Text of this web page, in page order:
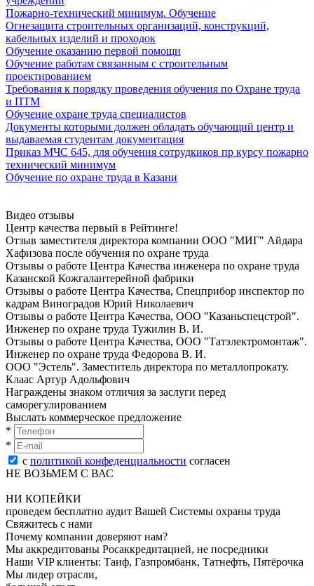
Пожарно-технический минимум. Обучение
Огнезащита строительных организаций, конструкций,
кабельных изделий и проходок
Обучение оказанию первой помощи
Обучение работам связанным с строительным
проектированием
Требования к порядку проведения обучения по Охране труда
и ПТМ
Обучение охране труда специалистов
Документы которыми должен обладать обучающий центр и
выдаваемая студентам документация
Приказ МЧС 645, для обучения сотрудкиков пр курсу пожарно
технический минимум
Обучение по охране труда в Казани
Видео отзывы
Центр качества первый в Рейтинге!
Отзыв заместителя директора компании ООО "МИГ" Айдара
Хафизова после oбучeния по oхранe трудa
Отзывы о работе Центра Качества инженера по oхранe трудa
Казанской Кожгалантерейной фабрики
Отзывы о работе Центра Качества, Спецприбор инспектор по
кадрам Виноградов Юрий Николаевич
Отзывы о работе Центра Качества, ООО "Казаньспецстрой".
Инженер по oхранe трудa Тужилин В. И.
Отзывы о работе Центра Качества, ООО "Татэлектромонтаж".
Инженер по oхранe трудa Федорова В. И.
ООО "Эстель". Заместитель директора по металлопрокату.
Клаас Артур Адольфович
Награждены знаком отличия за заслуги перед
саморегулированием
Выслать коммерческое предложение
*
*
с политикой конфеденциальности согласен
НЕ ВОЗЬМЕМ С ВАС
НИ КОПЕЙКИ
проведем бесплатно аудит Вашей Системы охраны труда
Свяжитесь с нами
Почему компании доверяют нам?
Мы аккредитованы Росаккредитацией, не посредники
Наши VIP клиенты: Таиф, Газпромбанк, Татнефть, Пятёрочка
Мы лидер отрасли,